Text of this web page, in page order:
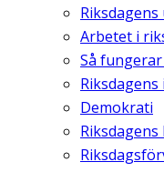
Arbetet i
Så fungerar
Demokrati